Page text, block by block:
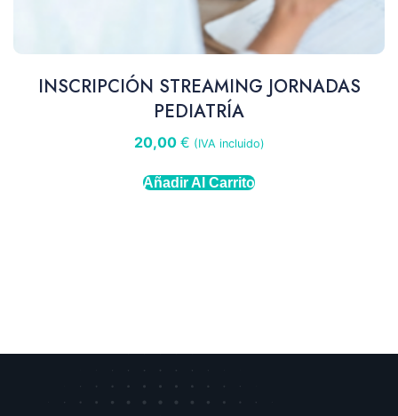
INSCRIPCIÓN STREAMING JORNADAS
PEDIATRÍA
20,00 € (IVA incluido)
Añadir Al Carrito